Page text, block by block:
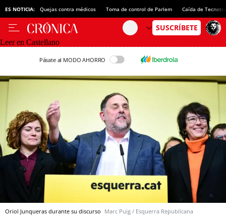
ES NOTICIA: Quejas contra médicos Toma de control de Parlem Caída de
Leer en Castellano
Pásate al MODO AHORRO
Oriol Junqueras durante su discurso Marc Puig / Esquerra Republicana